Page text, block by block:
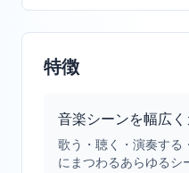
特徴
音楽シーンを幅広
歌う・聴く・演奏する
にまつわるあらゆるシ